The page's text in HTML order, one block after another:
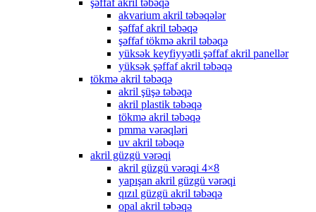
şəffaf akril təbəqə
akvarium akril təbəqələr
şəffaf akril təbəqə
şəffaf tökmə akril təbəqə
yüksək keyfiyyətli şəffaf akril panellər
yüksək şəffaf akril təbəqə
tökmə akril təbəqə
akril şüşə təbəqə
akril plastik təbəqə
tökmə akril təbəqə
pmma vərəqləri
uv akril təbəqə
akril güzgü vərəqi
akril güzgü vərəqi 4×8
yapışan akril güzgü vərəqi
qızıl güzgü akril təbəqə
opal akril təbəqə